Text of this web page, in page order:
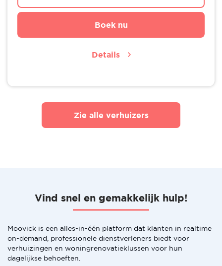
Boek nu
Details
Zie alle verhuizers
Vind snel en gemakkelijk hulp!
Moovick is een alles-in-één platform dat klanten in realtime
on-demand, professionele dienstverleners biedt voor
verhuizingen en woningrenovatieklussen voor hun
dagelijkse behoeften.